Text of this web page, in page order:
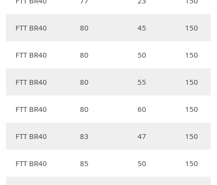
FTT BR40 80 45 150
FTT BR40 80 50 150
FTT BR40 80 55 150
FTT BR40 80 60 150
FTT BR40 83 47 150
FTT BR40 85 50 150